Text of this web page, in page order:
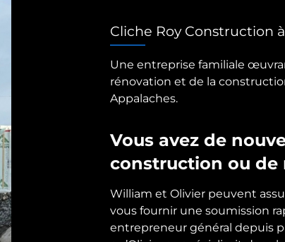
Cliche Roy Construction
Une entreprise familiale
rénovation et de la
Appalaches.
Vous avez de
construction ou de
William et Olivier peuvent
vous fournir une soumission
entrepreneur général depuis